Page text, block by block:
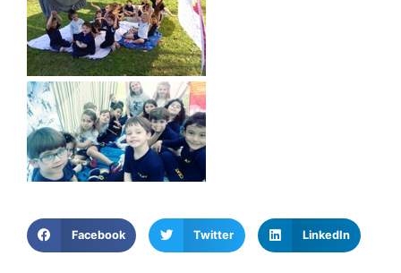
Facebook Twitter LinkedIn